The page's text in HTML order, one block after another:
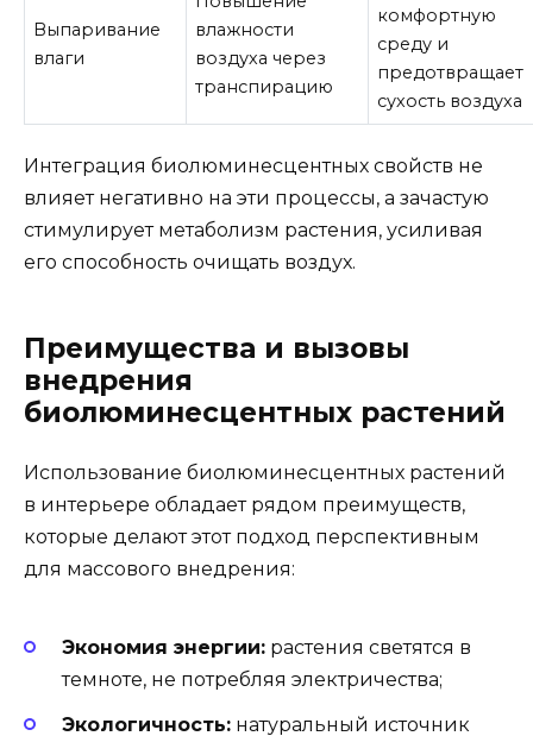
Выпаривание
влаги
влажности
воздуха через
транспирацию
комфортную
среду и
предотвращает
сухость воздуха
Интеграция биолюминесцентных свойств не
влияет негативно на эти процессы, а зачастую
стимулирует метаболизм растения, усиливая
его способность очищать воздух.
Преимущества и вызовы
внедрения
биолюминесцентных растений
Использование биолюминесцентных растений
в интерьере обладает рядом преимуществ,
которые делают этот подход перспективным
для массового внедрения:
Экономия энергии: растения светятся в
темноте, не потребляя электричества;
Экологичность: натуральный источник